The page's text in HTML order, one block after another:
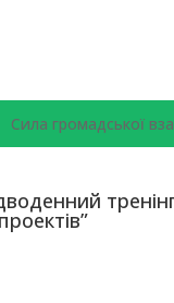
Сила громадської